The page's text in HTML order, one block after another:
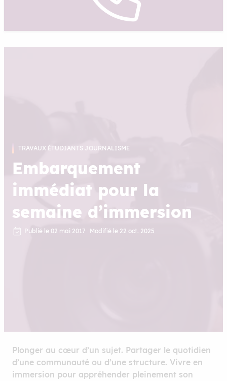
TRAVAUX ÉTUDIANTS JOURNALISME
Embarquement
immédiat pour la
semaine d’immersion
Publié le 02 mai 2017 Modifié le 22 oct. 2025
Plonger au cœur d’un sujet. Partager le quotidien
d’une communauté ou d’une structure. Vivre en
immersion pour appréhender pleinement son